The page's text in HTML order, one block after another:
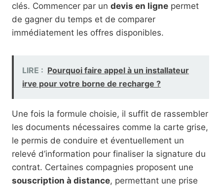
clés. Commencer par un devis en ligne permet
de gagner du temps et de comparer
immédiatement les offres disponibles.
LIRE : Pourquoi faire appel à un installateur
irve pour votre borne de recharge ?
Une fois la formule choisie, il suffit de rassembler
les documents nécessaires comme la carte grise,
le permis de conduire et éventuellement un
relevé d’information pour finaliser la signature du
contrat. Certaines compagnies proposent une
souscription à distance, permettant une prise